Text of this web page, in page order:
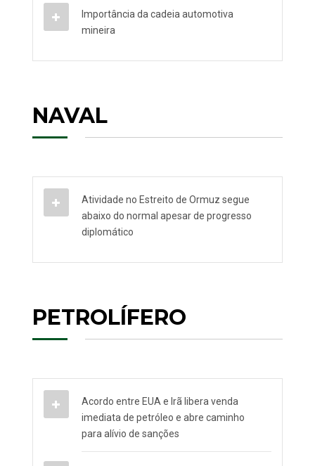
Importância da cadeia automotiva
mineira
NAVAL
Atividade no Estreito de Ormuz segue
abaixo do normal apesar de progresso
diplomático
PETROLÍFERO
Acordo entre EUA e Irã libera venda
imediata de petróleo e abre caminho
para alívio de sanções